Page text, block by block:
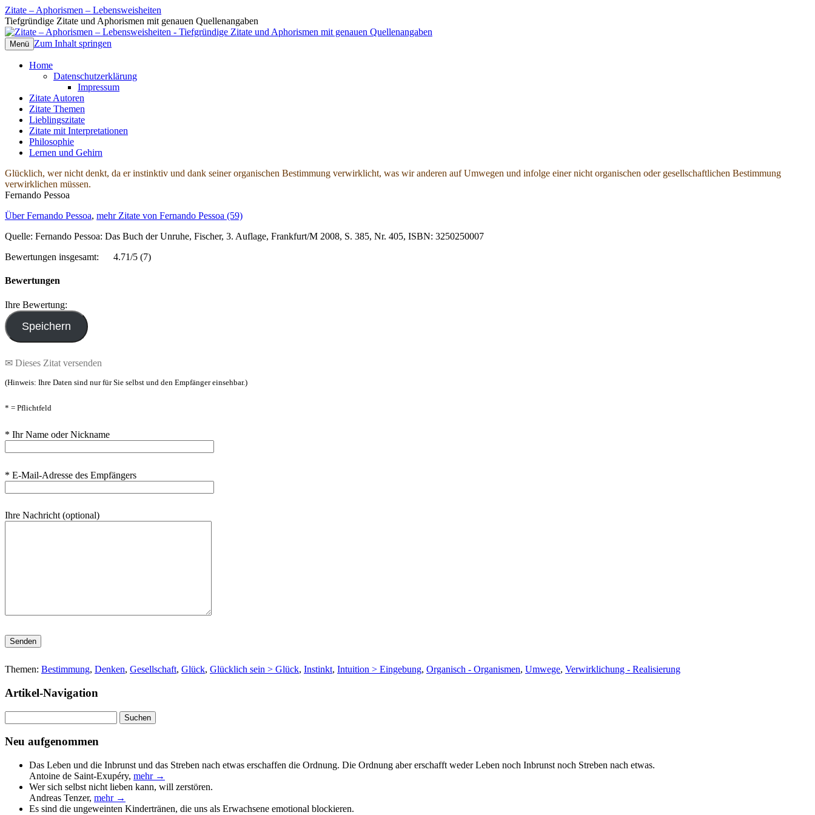
Zitate – Aphorismen – Lebensweisheiten
Tiefgründige Zitate und Aphorismen mit genauen Quellenangaben
Menü Zum Inhalt springen
Home
Datenschutzerklärung
Impressum
Zitate Autoren
Zitate Themen
Lieblingszitate
Zitate mit Interpretationen
Philosophie
Lernen und Gehirn
Glücklich, wer nicht denkt, da er instinktiv und dank seiner organischen Bestimmung verwirklicht, was wir anderen auf Umwegen und infolge einer nicht organischen oder gesellschaftlichen Bestimmung
verwirklichen müssen.
Fernando Pessoa
Über Fernando Pessoa, mehr Zitate von Fernando Pessoa (59)
Quelle: Fernando Pessoa: Das Buch der Unruhe, Fischer, 3. Auflage, Frankfurt/M 2008, S. 385, Nr. 405, ISBN: 3250250007
Bewertungen insgesamt:
4.71/5 (7)
Bewertungen
Ihre Bewertung:
✉ Dieses Zitat versenden
(Hinweis: Ihre Daten sind nur für Sie selbst und den Empfänger einsehbar.)
* = Pflichtfeld
* Ihr Name oder Nickname
* E-Mail-Adresse des Empfängers
Ihre Nachricht (optional)
Bitte lasse dieses Feld leer.
Themen: Bestimmung, Denken, Gesellschaft, Glück, Glücklich sein > Glück, Instinkt, Intuition > Eingebung, Organisch - Organismen, Umwege, Verwirklichung - Realisierung
Artikel-Navigation
nach:
Neu aufgenommen
Das Leben und die Inbrunst und das Streben nach etwas erschaffen die Ordnung. Die Ordnung aber erschafft weder Leben noch Inbrunst noch Streben nach etwas.
Antoine de Saint-Exupéry, mehr →
Wer sich selbst nicht lieben kann, will zerstören.
Andreas Tenzer, mehr →
Es sind die ungeweinten Kindertränen, die uns als Erwachsene emotional blockieren.